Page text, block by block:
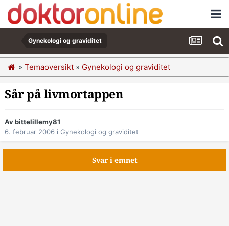
Gynekologi og graviditet
» Temaoversikt » Gynekologi og graviditet
Sår på livmortappen
Av bittelillemy81
6. februar 2006 i Gynekologi og graviditet
Svar i emnet